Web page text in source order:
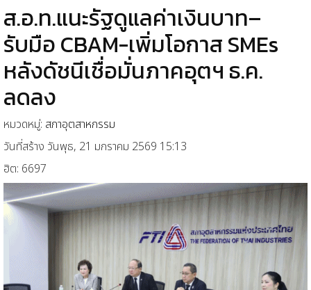
ส.อ.ท.แนะรัฐดูแลค่าเงินบาท–
รับมือ CBAM-เพิ่มโอกาส SMEs
หลังดัชนีเชื่อมั่นภาคอุตฯ ธ.ค.
ลดลง
หมวดหมู่: สภาอุตสาหกรรม
วันที่สร้าง วันพุธ, 21 มกราคม 2569 15:13
ฮิต: 6697